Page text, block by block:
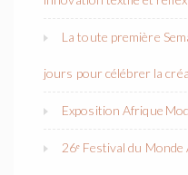
La toute première
jours pour célébrer la
Exposition Afrique
26ᵉ Festival du